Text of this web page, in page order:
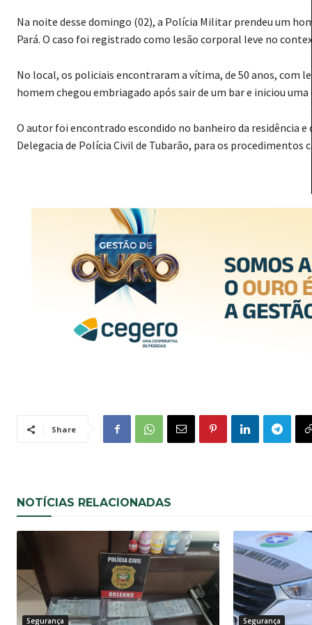
Na noite desse domingo (02), a Polícia Militar prendeu um
Pará. O caso foi registrado como lesão corporal leve no
No local, os policiais encontraram a vítima, de 50 anos, com
homem chegou embriagado após sair de um bar e iniciou
O autor foi encontrado escondido no banheiro da residência
Delegacia de Polícia Civil de Tubarão, para os procedimentos
Share
NOTÍCIAS RELACIONADAS
Segurança Segurança